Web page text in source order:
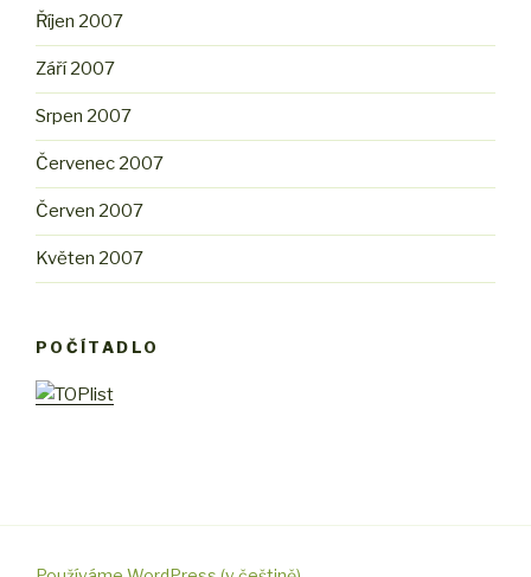
Říjen 2007
Září 2007
Srpen 2007
Červenec 2007
Červen 2007
Květen 2007
POČÍTADLO